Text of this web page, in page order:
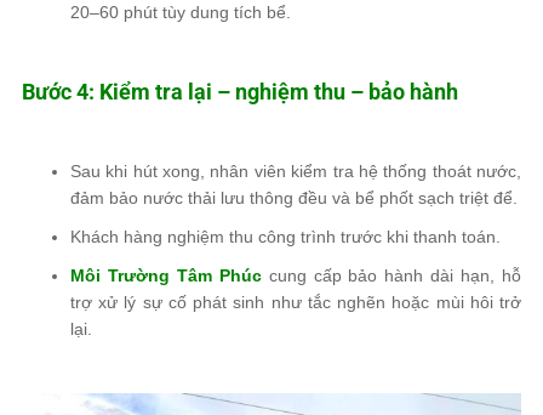
20–60 phút tùy dung tích bể.
Bước 4: Kiểm tra lại – nghiệm thu – bảo hành
Sau khi hút xong, nhân viên kiểm tra hệ thống thoát nước,
đảm bảo nước thải lưu thông đều và bể phốt sạch triệt để.
Khách hàng nghiệm thu công trình trước khi thanh toán.
Môi Trường Tâm Phúccung cấp bảo hành dài hạn, hỗ
trợ xử lý sự cố phát sinh như tắc nghẽn hoặc mùi hôi trở
lại.